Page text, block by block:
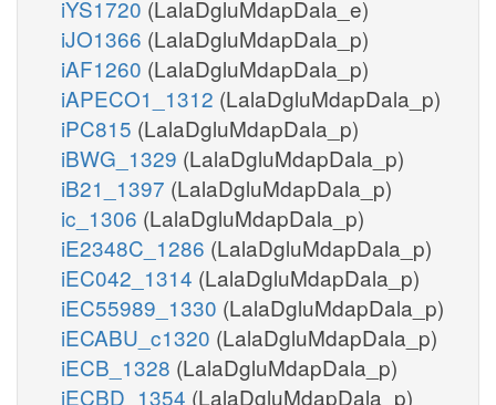
iYS1720 (LalaDgluMdapDala_e)
iJO1366 (LalaDgluMdapDala_p)
iAF1260 (LalaDgluMdapDala_p)
iAPECO1_1312 (LalaDgluMdapDala_p)
iPC815 (LalaDgluMdapDala_p)
iBWG_1329 (LalaDgluMdapDala_p)
iB21_1397 (LalaDgluMdapDala_p)
ic_1306 (LalaDgluMdapDala_p)
iE2348C_1286 (LalaDgluMdapDala_p)
iEC042_1314 (LalaDgluMdapDala_p)
iEC55989_1330 (LalaDgluMdapDala_p)
iECABU_c1320 (LalaDgluMdapDala_p)
iECB_1328 (LalaDgluMdapDala_p)
iECBD_1354 (LalaDgluMdapDala_p)